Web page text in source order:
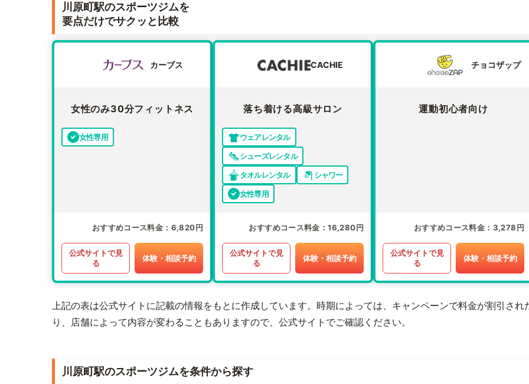
川原町駅のスポーツジムを
要点だけでサクッと比較
カーブス
女性のみ30分フィットネス
女性専用
おすすめコース料金 6,820円
公式サイトで見
る
体験・相談予約
CACHIE
落ち着ける高級サロン
ウェアレンタル
シューズレンタル
タオルレンタル
シャワー
女性専用
おすすめコース料金 16,280円
公式サイトで見
る
体験・相談予約
チョコザップ
運動初心者向け
おすすめコース料金 3,278円
公式サイトで見
る
体験・相談予約
上記の表は公式サイトに記載の情報をもとに作成しています。時期によっては、キャンペーンで料金が割引され
り、店舗によって内容が変わることもありますので、公式サイトでご確認ください。
川原町駅のスポーツジムを条件から探す